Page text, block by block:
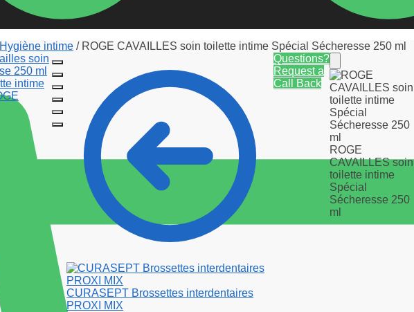
Hygiène intime / ROGE CAVAILLES soin toilette intime Spécial Sécheresse 250 ml
CURASEPT Brossettes interdentaires
PROXI MIX
Questions?
Request a
Call Back
ROGE
CAVAILLES soin
toilette intime
Spécial
Sécheresse 250
ml